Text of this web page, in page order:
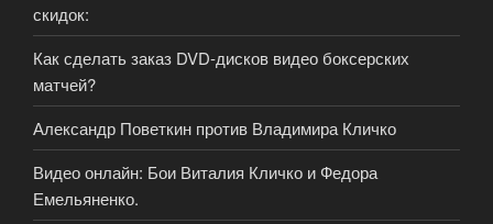
скидок:
Как сделать заказ DVD-дисков видео боксерских
матчей?
Александр Поветкин против Владимира Кличко
Видео онлайн: Бои Виталия Кличко и Федора
Емельяненко.